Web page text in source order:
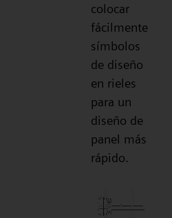
colocar
fácilmente
símbolos
de diseño
en rieles
para un
diseño de
panel más
rápido.